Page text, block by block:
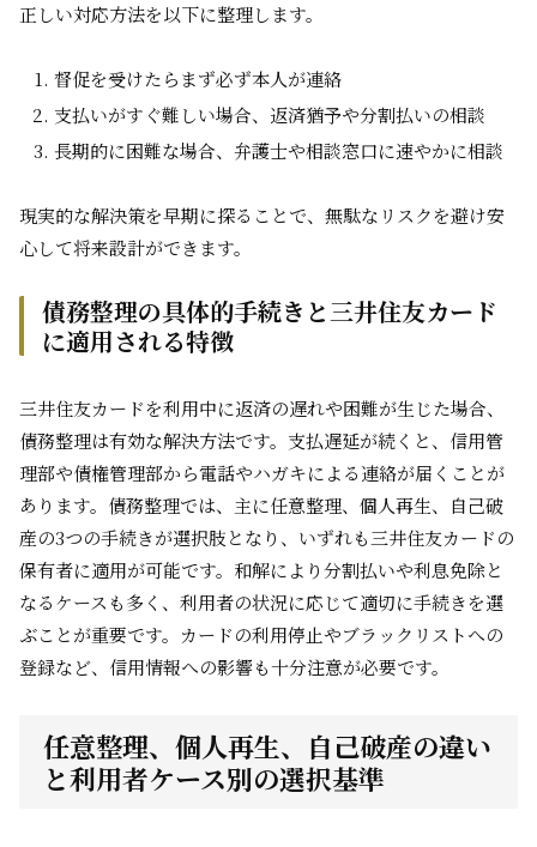
正しい対応方法を以下に整理します。
督促を受けたらまず必ず本人が連絡
支払いがすぐ難しい場合、返済猶予や分割払いの相談
長期的に困難な場合、弁護士や相談窓口に速やかに相談
現実的な解決策を早期に探ることで、無駄なリスクを避け安
心して将来設計ができます。
債務整理の具体的手続きと三井住友カード
に適用される特徴
三井住友カードを利用中に返済の遅れや困難が生じた場合、
債務整理は有効な解決方法です。支払遅延が続くと、信用管
理部や債権管理部から電話やハガキによる連絡が届くことが
あります。債務整理では、主に任意整理、個人再生、自己破
産の3つの手続きが選択肢となり、いずれも三井住友カードの
保有者に適用が可能です。和解により分割払いや利息免除と
なるケースも多く、利用者の状況に応じて適切に手続きを選
ぶことが重要です。カードの利用停止やブラックリストへの
登録など、信用情報への影響も十分注意が必要です。
任意整理、個人再生、自己破産の違い
と利用者ケース別の選択基準